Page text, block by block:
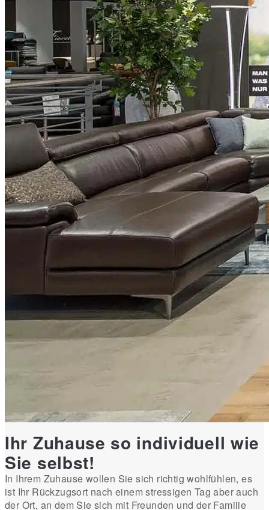
Ihr Zuhause so individuell wie
Sie selbst!
In Ihrem Zuhause wollen Sie sich richtig wohlfühlen, es
ist Ihr Rückzugsort nach einem stressigen Tag aber auch
der Ort, an dem Sie sich mit Freunden und der Familie